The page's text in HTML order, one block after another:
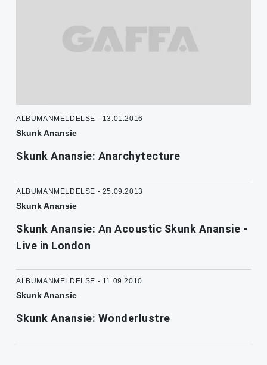
ALBUMANMELDELSE - 13.01.2016
Skunk Anansie
Skunk Anansie: Anarchytecture
ALBUMANMELDELSE - 25.09.2013
Skunk Anansie
Skunk Anansie: An Acoustic Skunk Anansie -
Live in London
ALBUMANMELDELSE - 11.09.2010
Skunk Anansie
Skunk Anansie: Wonderlustre